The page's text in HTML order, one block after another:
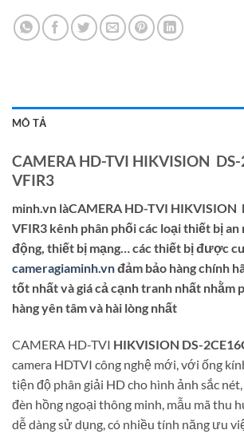
MÔ TẢ
CAMERA HD-TVI HIKVISION DS-
VFIR3
minh.vn làCAMERA HD-TVI HIKVISION
VFIR3 kênh phân phối các loại thiết bị
động, thiết bị mạng… các thiết bị được
cameragiaminh.vnđảm bảo hàng chính
tốt nhất và giá cả cạnh tranh nhất nhằm
hàng yên tâm và hài lòng nhất
CAMERA HD-TVI HIKVISION DS-
camera HDTVI công nghệ mới, với ống
tiện độ phân giải HD cho hình ảnh sắc
đèn hồng ngoại thông minh, mẫu mã thu
dễ dàng sử dụng, có nhiều tính năng ưu